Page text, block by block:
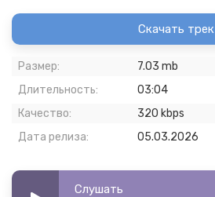
Скачать трек
Размер:
7.03 mb
Длительность:
03:04
Качество:
320 kbps
Дата релиза:
05.03.2026
Слушать